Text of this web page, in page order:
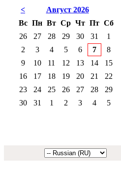
<
Август 2026
Вс Пн Вт Ср Чт Пт Сб
26
27 28 29 30 31
1
2
3 4 5 6 7
8
9
10 11 12 13 14
15
16
17 18 19 20 21
22
23
24 25 26 27 28
29
30
31 1 2 3 4 5